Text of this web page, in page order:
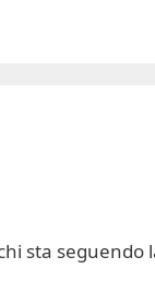
sta seguendo